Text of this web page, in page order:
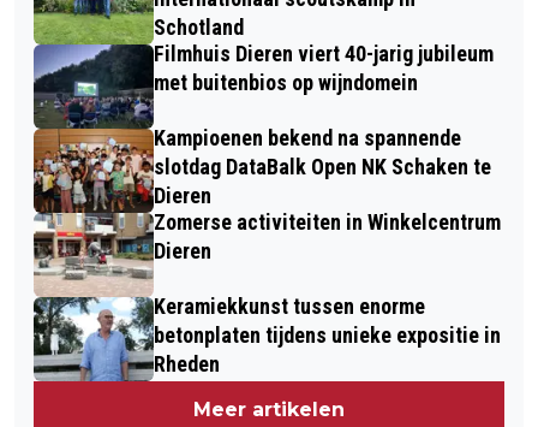
NARRENKAP EN DE DRIKUSGANGERS
Schotland
Filmhuis Dieren viert 40-jarig jubileum
met buitenbios op wijndomein
Kampioenen bekend na spannende
slotdag DataBalk Open NK Schaken te
Dieren
Zomerse activiteiten in Winkelcentrum
Dieren
Keramiekkunst tussen enorme
betonplaten tijdens unieke expositie in
Rheden
Meer artikelen